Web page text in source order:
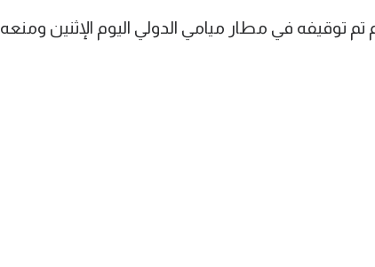
في مطار ميامي الدولي اليوم الإثنين ومنعه